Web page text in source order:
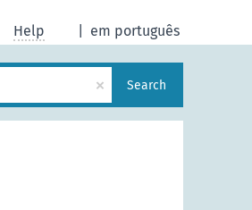
em português
Help
× Search